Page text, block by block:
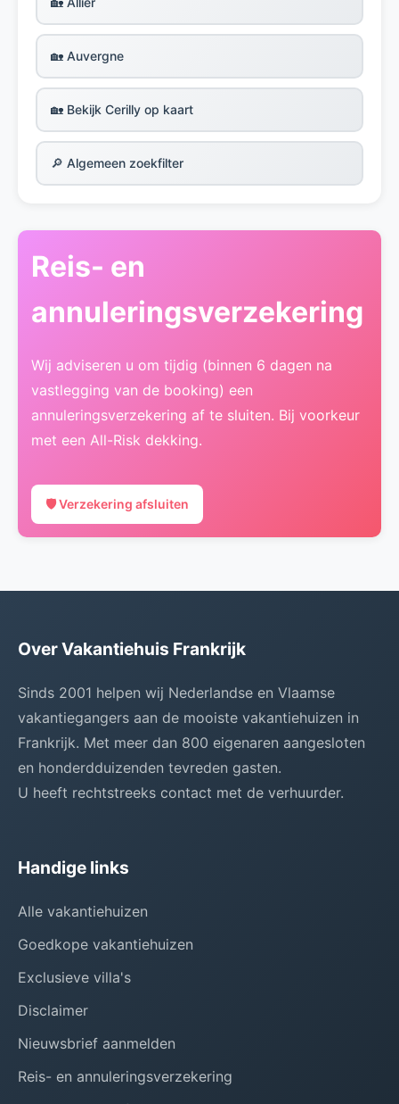
🏡 Auvergne
🏡 Bekijk Cerilly op kaart
🔎 Algemeen zoekfilter
Reis- en
annuleringsverzekering
Wij adviseren u om tijdig (binnen 6 dagen na
vastlegging van de booking) een
annuleringsverzekering af te sluiten. Bij voorkeur
met een All-Risk dekking.
🛡️ Verzekering afsluiten
Over Vakantiehuis Frankrijk
Sinds 2001 helpen wij Nederlandse en Vlaamse
vakantiegangers aan de mooiste vakantiehuizen in
Frankrijk. Met meer dan 800 eigenaren aangesloten
en honderdduizenden tevreden gasten.
U heeft rechtstreeks contact met de verhuurder.
Handige links
Alle vakantiehuizen
Goedkope vakantiehuizen
Exclusieve villa's
Disclaimer
Nieuwsbrief aanmelden
Reis- en annuleringsverzekering